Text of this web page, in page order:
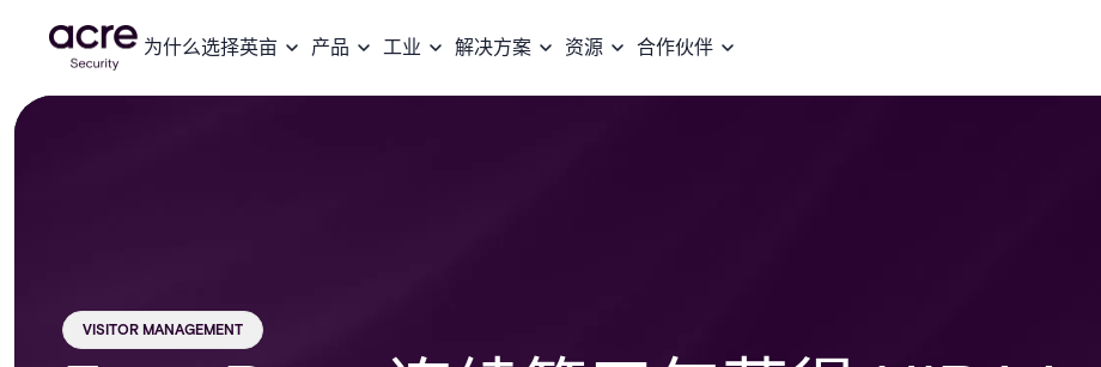
为什么选择英亩 产品 工业 解决方案 资源 合作伙伴
VISITOR MANAGEMENT